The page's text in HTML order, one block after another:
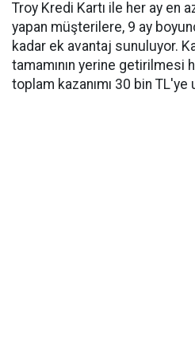
Troy Kredi Kartı ile her ay en
yapan müşterilere, 9 ay
kadar ek avantaj sunuluyor.
tamamının yerine getirilmesi
toplam kazanımı 30 bin TL'ye